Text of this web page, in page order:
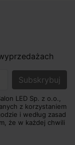
LED Sp. z o.o.,
z korzystaniem
i według zasad
że w każdej chwili